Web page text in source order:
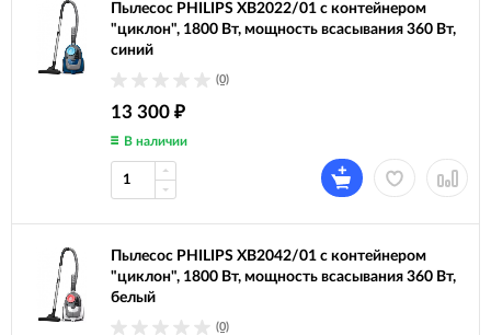
Пылесос PHILIPS XB2022/01 с контейнером
"циклон", 1800 Вт, мощность всасывания 360 Вт,
синий
(0)
13 300 ₽
В наличии
Пылесос PHILIPS XB2042/01 с контейнером
"циклон", 1800 Вт, мощность всасывания 360 Вт,
белый
(0)